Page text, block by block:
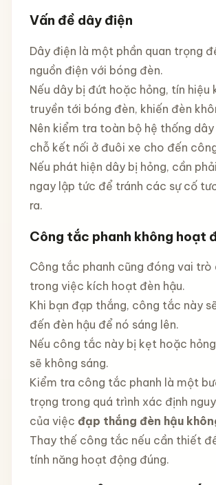
Vấn đề dây điện
Dây điện là một phần quan trọng
nguồn điện với bóng đèn.
Nếu dây bị đứt hoặc hỏng, tín hiệu
truyền tới bóng đèn, khiến đèn
Nên kiểm tra toàn bộ hệ thống
chỗ kết nối ở đuôi xe cho đến
Nếu phát hiện dây bị hỏng, cần
ngay lập tức để tránh các sự cố
ra.
Công tắc phanh không hoạt
Công tắc phanh cũng đóng vai trò
trong việc kích hoạt đèn hậu.
Khi bạn đạp thắng, công tắc này
đến đèn hậu để nó sáng lên.
Nếu công tắc này bị kẹt hoặc
sẽ không sáng.
Kiểm tra công tắc phanh là một
trọng trong quá trình xác định
của việc đạp thắng đèn hậu
Thay thế công tắc nếu cần thiết
tính năng hoạt động đúng.